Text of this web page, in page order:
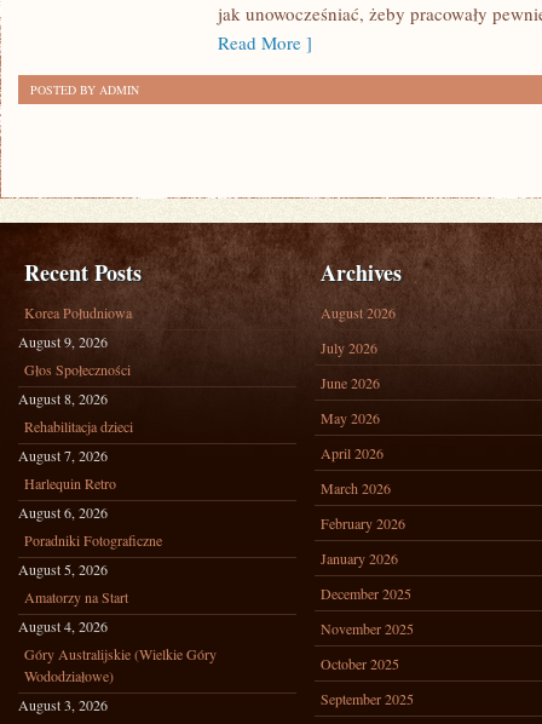
jak unowocześniać, żeby pracowały
Read More ]
POSTED BY ADMIN
Recent Posts
Korea Południowa
August 9, 2026
Głos Społeczności
August 8, 2026
Rehabilitacja dzieci
August 7, 2026
Harlequin Retro
August 6, 2026
Poradniki Fotograficzne
August 5, 2026
Amatorzy na Start
August 4, 2026
Góry Australijskie (Wielkie Góry
Wododziałowe)
August 3, 2026
Archives
August 2026
July 2026
June 2026
May 2026
April 2026
March 2026
February 2026
January 2026
December 2025
November 2025
October 2025
September 2025